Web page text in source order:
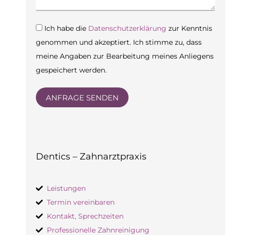
Datenschutz
Ich habe die Datenschutzerklärung zur Kenntnis
genommen und akzeptiert. Ich stimme zu, dass
meine Angaben zur Bearbeitung meines Anliegens
gespeichert werden.
ANFRAGE SENDEN
Dentics – Zahnarztpraxis
Leistungen
Termin vereinbaren
Kontakt, Sprechzeiten
Professionelle Zahnreinigung